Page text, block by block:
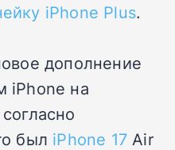
iPhone Plus.
дополнение
iPhone на
был iPhone 17 Air